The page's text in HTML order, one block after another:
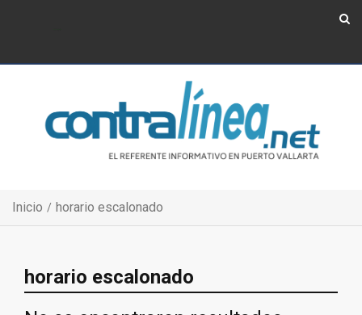
Inicio horario escalonado
horario escalonado